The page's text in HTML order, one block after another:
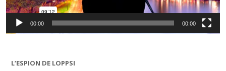
00:00 00:00
L’ESPION DE LOPPSI